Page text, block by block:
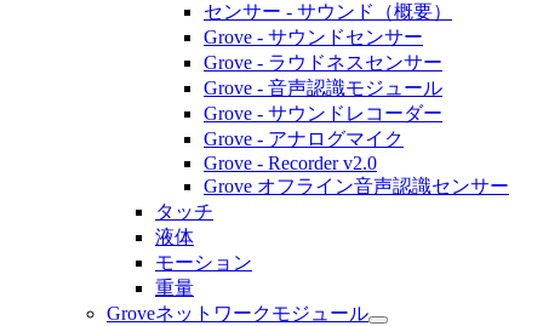
センサー - サウンド（概要）
Grove - サウンドセンサー
Grove - ラウドネスセンサー
Grove - 音声認識モジュール
Grove - サウンドレコーダー
Grove - アナログマイク
Grove - Recorder v2.0
Grove オフライン音声認識センサー
タッチ
液体
モーション
重量
Groveネットワークモジュール